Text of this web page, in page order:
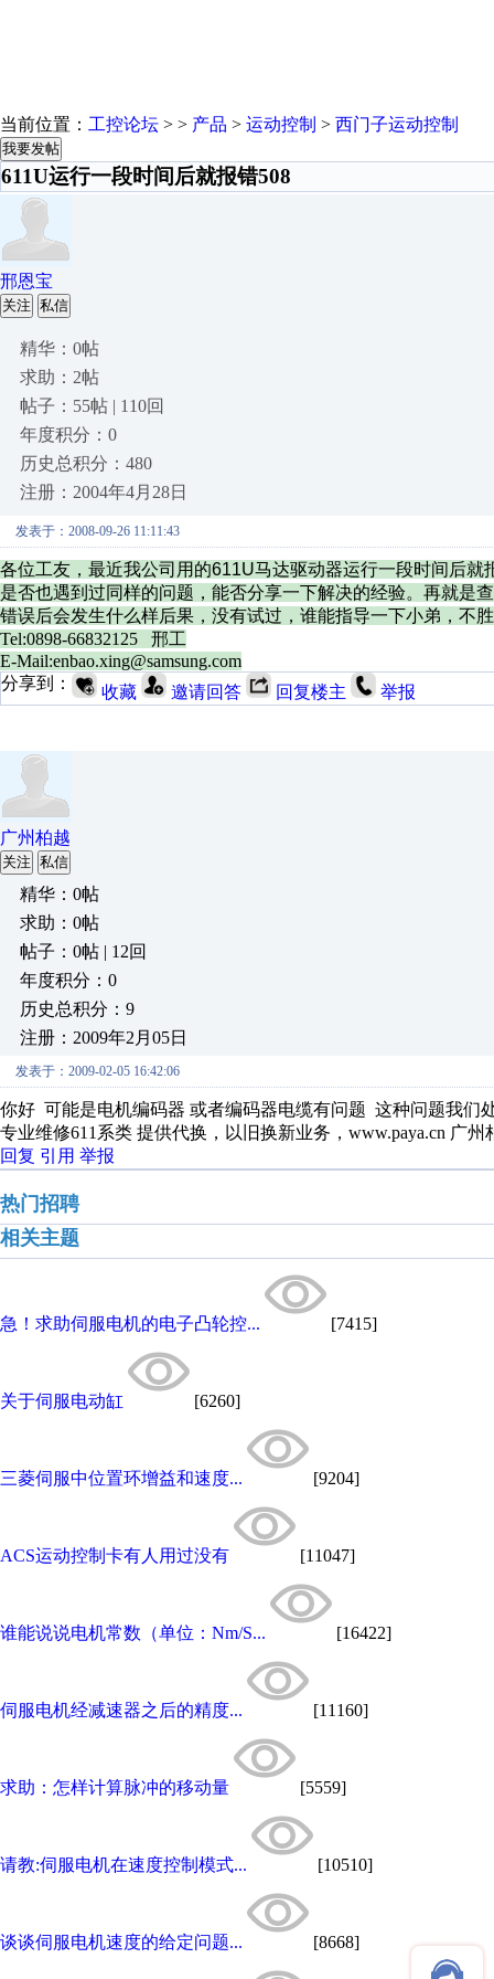
当前位置： 工控论坛 > > 产品 > 运动控制 > 西门子运动控制
我要发帖
611U运行一段时间后就报错508
邢恩宝
关注 私信
精华：0帖
求助：2帖
帖子：55帖 | 110回
年度积分：0
历史总积分：480
注册：2004年4月28日
发表于：2008-09-26 11:11:43
各位工友，最近我公司用的611U马达驱动器运行一段时间后
是否也遇到过同样的问题，能否分享一下解决的经验。再就是
错误后会发生什么样后果，没有试过，谁能指导一下小弟，不
Tel:0898-66832125 邢工
E-Mail:enbao.xing@samsung.com
分享到：
收藏 邀请回答 回复楼主 举报
广州柏越
关注 私信
精华：0帖
求助：0帖
帖子：0帖 | 12回
年度积分：0
历史总积分：9
注册：2009年2月05日
发表于：2009-02-05 16:42:06
你好 可能是电机编码器 或者编码器电缆有问题 这种问题我们
专业维修611系类 提供代换，以旧换新业务，www.paya.cn 广州
回复 引用 举报
热门招聘
相关主题
急！求助伺服电机的电子凸轮控... [7415]
关于伺服电动缸 [6260]
三菱伺服中位置环增益和速度... [9204]
ACS运动控制卡有人用过没有 [11047]
谁能说说电机常数（单位：Nm/S... [16422]
伺服电机经减速器之后的精度... [11160]
求助：怎样计算脉冲的移动量 [5559]
请教:伺服电机在速度控制模式... [10510]
谈谈伺服电机速度的给定问题... [8668]